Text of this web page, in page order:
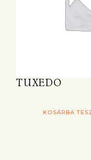
TUXEDO
KOSÁRBA